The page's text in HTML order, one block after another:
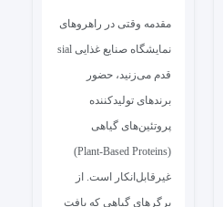
مقدمه وقتی در راهروهای
نمایشگاه صنایع غذایی sial
قدم می‌زنید، حضور
برندهای تولیدکننده
پروتئین‌های گیاهی
(Plant‑Based Proteins)
غیرقابل‌انکار است. از
برگرهای گیاهی که بافت